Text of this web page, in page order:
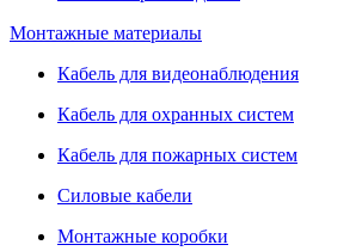
Монтажные материалы
Кабель для видеонаблюдения
Кабель для охранных систем
Кабель для пожарных систем
Силовые кабели
Монтажные коробки